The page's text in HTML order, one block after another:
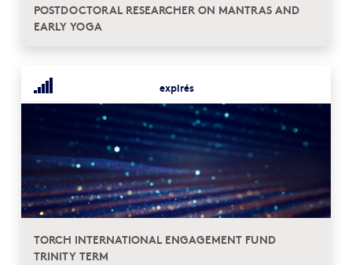
POSTDOCTORAL RESEARCHER ON MANTRAS AND
EARLY YOGA
expirés
TORCH INTERNATIONAL ENGAGEMENT FUND
TRINITY TERM